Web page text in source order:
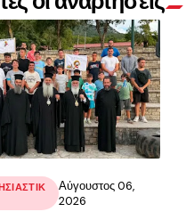
Αύγουστος 06,
2026